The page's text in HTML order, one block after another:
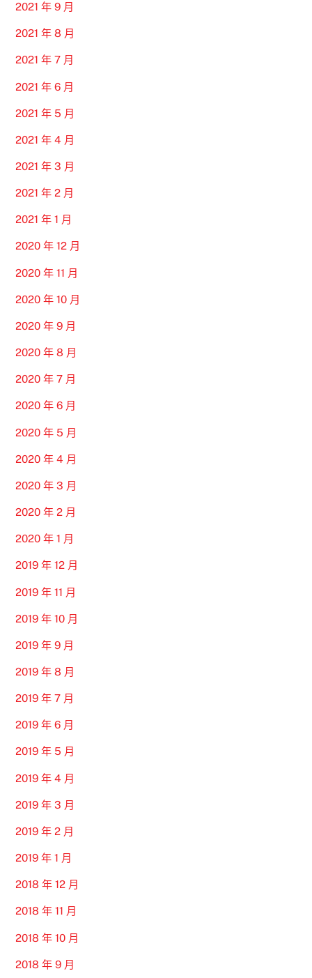
2021 年 9 月
2021 年 8 月
2021 年 7 月
2021 年 6 月
2021 年 5 月
2021 年 4 月
2021 年 3 月
2021 年 2 月
2021 年 1 月
2020 年 12 月
2020 年 11 月
2020 年 10 月
2020 年 9 月
2020 年 8 月
2020 年 7 月
2020 年 6 月
2020 年 5 月
2020 年 4 月
2020 年 3 月
2020 年 2 月
2020 年 1 月
2019 年 12 月
2019 年 11 月
2019 年 10 月
2019 年 9 月
2019 年 8 月
2019 年 7 月
2019 年 6 月
2019 年 5 月
2019 年 4 月
2019 年 3 月
2019 年 2 月
2019 年 1 月
2018 年 12 月
2018 年 11 月
2018 年 10 月
2018 年 9 月